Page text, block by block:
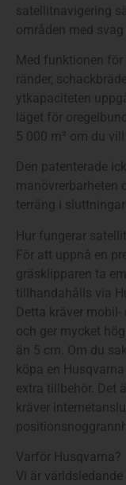
satellitnavigering
områden med svag
Med funktionen
ränder,
ytkapaciteten
läget för
5 000 m² om du
Den patenterade
manövrerbarheten
terräng i
Hur fungerar
För att uppnå en
gräsklipparen ta
tillhandahålls via
Detta kräver
och ger mycket
än 5 cm. Om du
köpa en
extra tillbehör. Det
kräver
Varför Husqvarna?
Vi är